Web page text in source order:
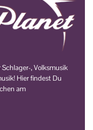
, Volksmusik
Hier findest Du
am